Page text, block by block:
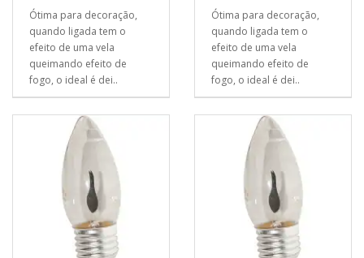
Ótima para decoração,
quando ligada tem o
efeito de uma vela
queimando efeito de
fogo, o ideal é dei..
Ótima para decoração,
quando ligada tem o
efeito de uma vela
queimando efeito de
fogo, o ideal é dei..